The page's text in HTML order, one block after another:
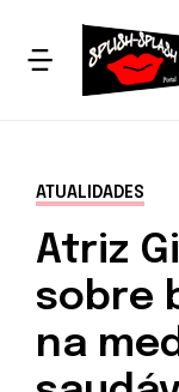
ATUALIDADES
Atriz
sobre
na